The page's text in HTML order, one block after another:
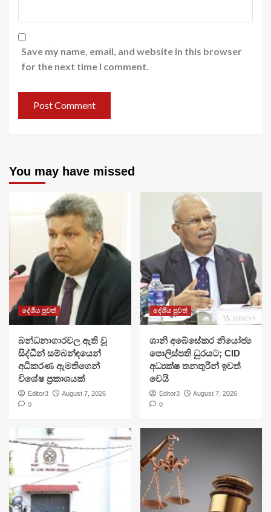
Save my name, email, and website in this browser
for the next time I comment.
You may have missed
දේශීය පුවත්
බන්ධනාගාරවල ඇති වූ
සිද්ධීන් සම්බන්ඳයෙන්
අධිකරණ ඇමතිගෙන්
විශේෂ ප්‍රකාශයක්
Editor3
August 7, 2026
0
දේශීය පුවත්
ශානි අබේසේකර නියෝජ්‍ය
පොලිස්පති ධුරයට; CID
අධ්‍යක්ෂ තනතුරින් ඉවත්
වෙයි
Editor3
August 7, 2026
0